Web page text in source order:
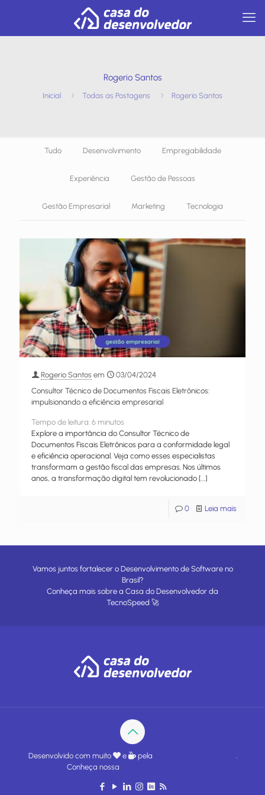
Rogerio Santos
Inicial Todas as Postagens Rogerio Santos
Tudo Desenvolvimento Empregabilidade
Experiência Gestão de Pessoas
Gestão Empresarial Marketing Tecnologia
Rogerio Santos em
03/04/2024
Consultor Técnico de Documentos Fiscais Eletrônicos:
impulsionando a eficiência empresarial
Tempo de leitura: 6 minutos
Explore a importância do Consultor Técnico de
Documentos Fiscais Eletrônicos para a conformidade legal
e eficiência operacional. Veja como esses especialistas
transformam a gestão fiscal das empresas. Nos últimos
anos, a transformação digital tem revolucionado […]
0 Leia mais
Vamos juntos fortalecer o Desenvolvimento de Software no
Brasil?
Conheça mais sobre a Casa do Desenvolvedor da
TecnoSpeed 🚀
Desenvolvido com muito e pela
.
Conheça nossa